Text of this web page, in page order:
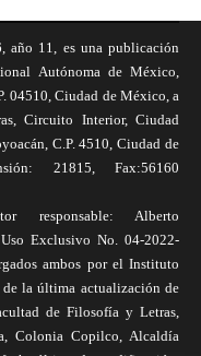
año 11, es una publicación
Autónoma de México,
04510, Ciudad de México, a
Circuito Interior, Ciudad
C.P. 4510, Ciudad de
21815, Fax:56160
responsable: Alberto
Exclusivo No. 04-2022-
ambos por el Instituto
de la última actualización de
de Filosofía y Letras,
Colonia Copilco, Alcaldía